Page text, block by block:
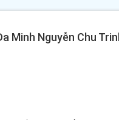
Minh Nguyễn Chu